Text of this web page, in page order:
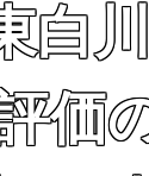
白
価